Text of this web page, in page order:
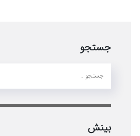
جستجو
بینش